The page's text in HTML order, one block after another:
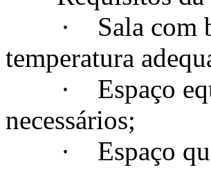
· Sala com
temperatura
· Espaço
necessários;
· Espaço que